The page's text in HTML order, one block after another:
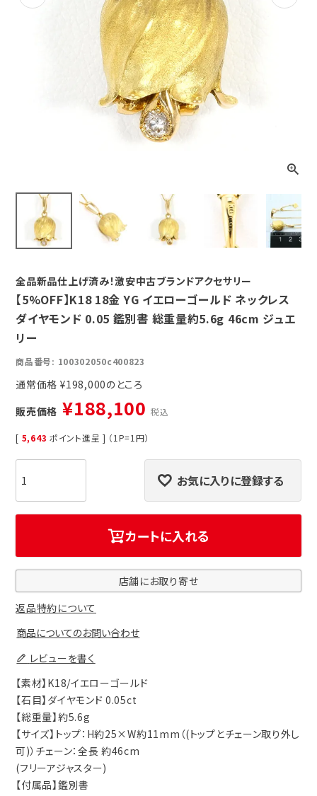
Previous Next
全品新品仕上げ済み！激安中古ブランドアクセサリー
【5%OFF】K18 18金 YG イエローゴールド ネックレス
ダイヤモンド 0.05 鑑別書 総重量約5.6g 46cm ジュエ
リー
商品番号 100302050c400823
通常価格 ¥198,000
販売価格 ¥188,100 税込
[ 5,643 ポイント進呈 ] （1P=1円）
お気に入りに登録する
カートに入れる
店舗にお取り寄せ
返品特約について
商品についてのお問い合わせ
レビューを書く
【素材】K18/イエローゴールド
【石目】ダイヤモンド 0.05ct
【総重量】約5.6g
【サイズ】トップ：H約25×W約11mm（(トップとチェーン取り外し
可)）チェーン：全長 約46cm
(フリーアジャスター)
【付属品】鑑別書